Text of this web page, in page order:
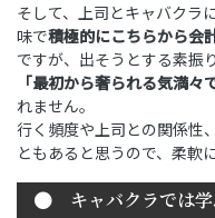
そして、上司とキャバクラ
味で積極的にこちらから会
ですが、出そうとする素振
「最初から奢られる気満々
れません。
行く頻度や上司との関係性
ともあると思うので、柔軟
キャバクラでは